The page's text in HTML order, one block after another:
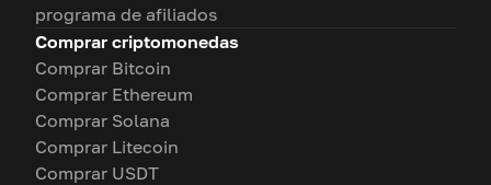
programa de afiliados
Comprar criptomonedas
Comprar Bitcoin
Comprar Ethereum
Comprar Solana
Comprar Litecoin
Comprar USDT